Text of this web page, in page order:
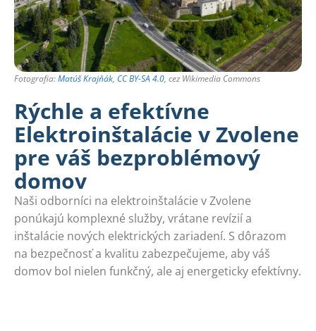
Fotografia:Matúš Krajňák, CC BY-SA 4.0, cez Wikimedia Commons
Rýchle a efektívne
Elektroinštalácie v Zvolene
pre váš bezproblémový
domov
Naši odborníci na elektroinštalácie v Zvolene
ponúkajú komplexné služby, vrátane revízií a
inštalácie nových elektrických zariadení. S dôrazom
na bezpečnosť a kvalitu zabezpečujeme, aby váš
domov bol nielen funkčný, ale aj energeticky efektívny.